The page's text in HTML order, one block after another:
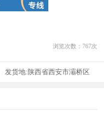
浏览次数： 767次
发货地:陕西省西安市灞桥区